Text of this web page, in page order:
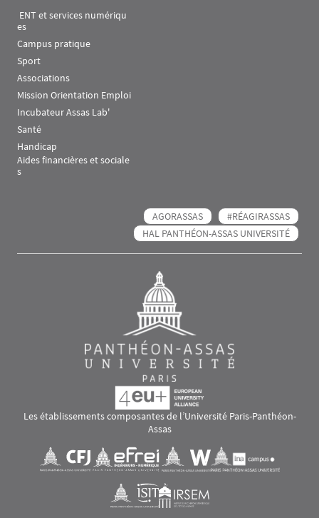
es
Campus pratique
Sport
Associations
Mission Orientation Emploi
Incubateur Assas Lab'
Santé
Handicap
Aides financières et sociale
s
AGORASSAS
#RÉAGIRASSAS
HAL PANTHÉON-ASSAS UNIVERSITÉ
Les établissements composantes de l’Université Paris-Panthéon-
Assas
Visuel svgVisuel svg Visuel svgVisuel svg
Visuel svgVisuel svg